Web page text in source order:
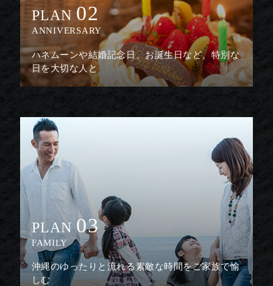
PLAN 02
ANNIVERSARY
ハネムーンや結婚記念日、お誕生日など、特別な
日を大切な人と
PLAN 03
FAMILY
沖縄のゆったりと流れる素敵な時間をご家族で愉
しむ